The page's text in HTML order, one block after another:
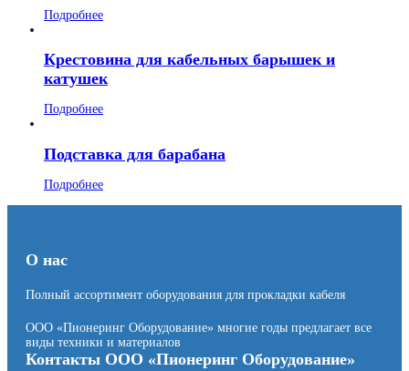
Подробнее
Крестовина для кабельных барышек и
катушек
Подробнее
Подставка для барабана
Подробнее
О нас
Полный ассортимент оборудования для прокладки кабеля
ООО «Пионеринг Оборудование» многие годы предлагает все
виды техники и материалов
Контакты ООО «Пионеринг Оборудование»